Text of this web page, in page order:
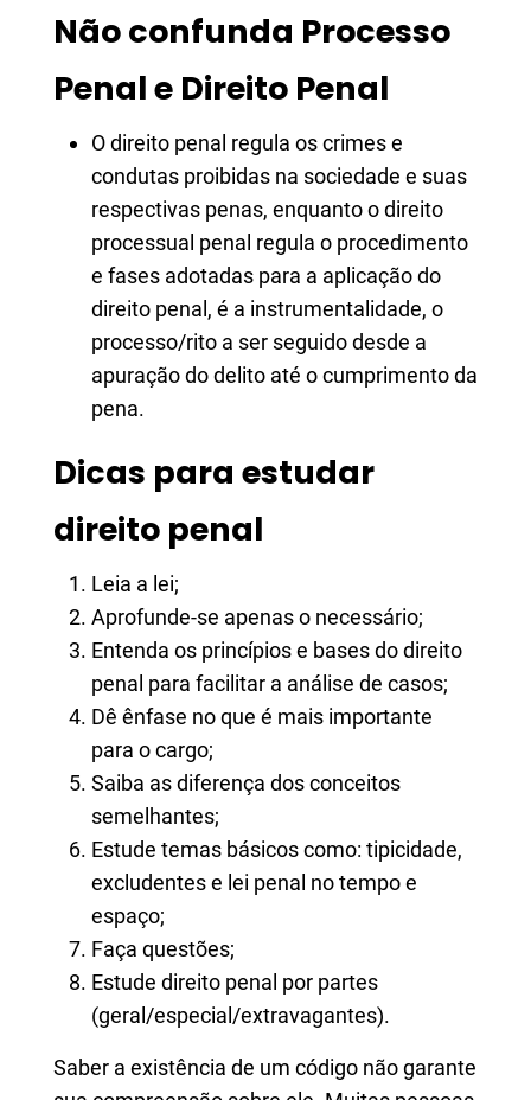
Não confunda Processo
Penal e Direito Penal
O direito penal regula os crimes e
condutas proibidas na sociedade e suas
respectivas penas, enquanto o direito
processual penal regula o procedimento
e fases adotadas para a aplicação do
direito penal, é a instrumentalidade, o
processo/rito a ser seguido desde a
apuração do delito até o cumprimento da
pena.
Dicas para estudar
direito penal
Leia a lei;
Aprofunde-se apenas o necessário;
Entenda os princípios e bases do direito
penal para facilitar a análise de casos;
Dê ênfase no que é mais importante
para o cargo;
Saiba as diferença dos conceitos
semelhantes;
Estude temas básicos como: tipicidade,
excludentes e lei penal no tempo e
espaço;
Faça questões;
Estude direito penal por partes
(geral/especial/extravagantes).
Saber a existência de um código não garante